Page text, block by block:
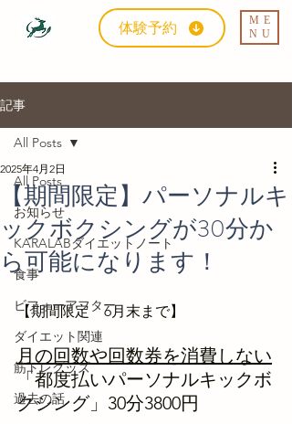
体験予約
ME
NU
記事
All Posts
お知らせ
KARALABダイエットノート
食事
ビフォーアフター
ダイエット関連
筋トレグッズ
過去の話
All Posts
【期間限定】パーソナルキ
ックボクシングが30分か
ら可能になります！
2025年4月2日
【期間限定　6月末まで】
月の回数や回数券を消費しない
「都度払いパーソナルキックボ
クシング」30分3800円